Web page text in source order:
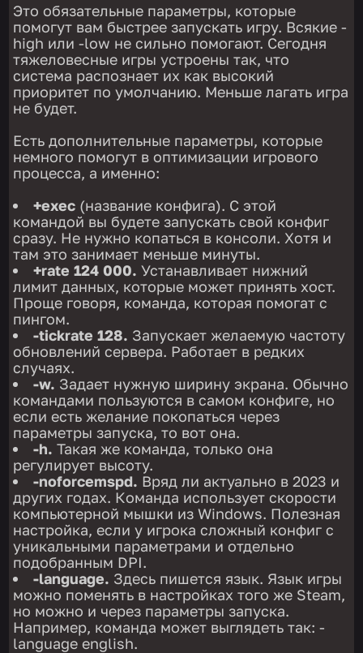
Это обязательные параметры, которые
помогут вам быстрее запускать игру. Всякие -
high или -low не сильно помогают. Сегодня
тяжеловесные игры устроены так, что
система распознает их как высокий
приоритет по умолчанию. Меньше лагать игра
не будет.
Есть дополнительные параметры, которые
немного помогут в оптимизации игрового
процесса, а именно:
+exec (название конфига). С этой
командой вы будете запускать свой конфиг
сразу. Не нужно копаться в консоли. Хотя и
там это занимает меньше минуты.
+rate 124 000. Устанавливает нижний
лимит данных, которые может принять хост.
Проще говоря, команда, которая помогат с
пингом.
-tickrate 128. Запускает желаемую частоту
обновлений сервера. Работает в редких
случаях.
-w. Задает нужную ширину экрана. Обычно
командами пользуются в самом конфиге, но
если есть желание покопаться через
параметры запуска, то вот она.
-h. Такая же команда, только она
регулирует высоту.
-noforcemspd. Вряд ли актуально в 2023 и
других годах. Команда использует скорости
компьютерной мышки из Windows. Полезная
настройка, если у игрока сложный конфиг с
уникальными параметрами и отдельно
подобранным DPI.
-language. Здесь пишется язык. Язык игры
можно поменять в настройках того же Steam,
но можно и через параметры запуска.
Например, команда может выглядеть так: -
language english.